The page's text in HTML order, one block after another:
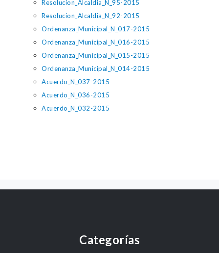
Resolucion_Alcaldia_N_95-2015
Resolucion_Alcaldia_N_92-2015
Ordenanza_Municipal_N_017-2015
Ordenanza_Municipal_N_016-2015
Ordenanza_Municipal_N_015-2015
Ordenanza_Municipal_N_014-2015
Acuerdo_N_037-2015
Acuerdo_N_036-2015
Acuerdo_N_032-2015
Categorías